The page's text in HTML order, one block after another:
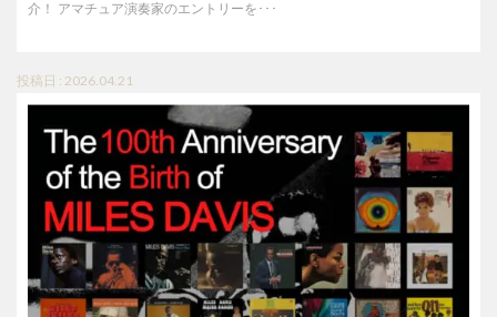
介！ アマチュア演奏家のエントリーを･･･
投稿日 : 2026.04.21